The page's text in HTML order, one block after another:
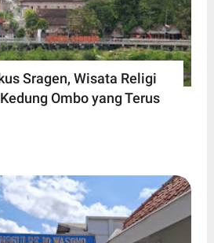
Sragen, Wisata Religi
Ombo yang Terus